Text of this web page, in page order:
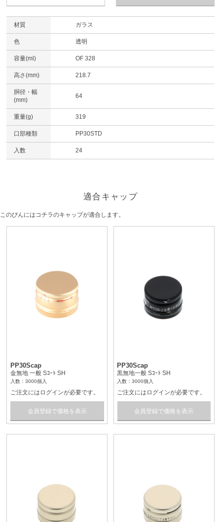
材質 ガラス
色 透明
容量(ml) OF 328
高さ(mm) 218.7
胴径・幅
(mm)
64
重量(g) 319
口部種類 PP30STD
入数 24
適合キャップ
このびんにはコチラのキャップが適合します。
PP30Scap
金無地 一般 Sｺｰﾄ SH
入数：3000個入
ご注文にはログインが必要です。
会員登録で価格を表示
PP30Scap
黒無地一般 Sｺｰﾄ SH
入数：3000個入
ご注文にはログインが必要です。
会員登録で価格を表示